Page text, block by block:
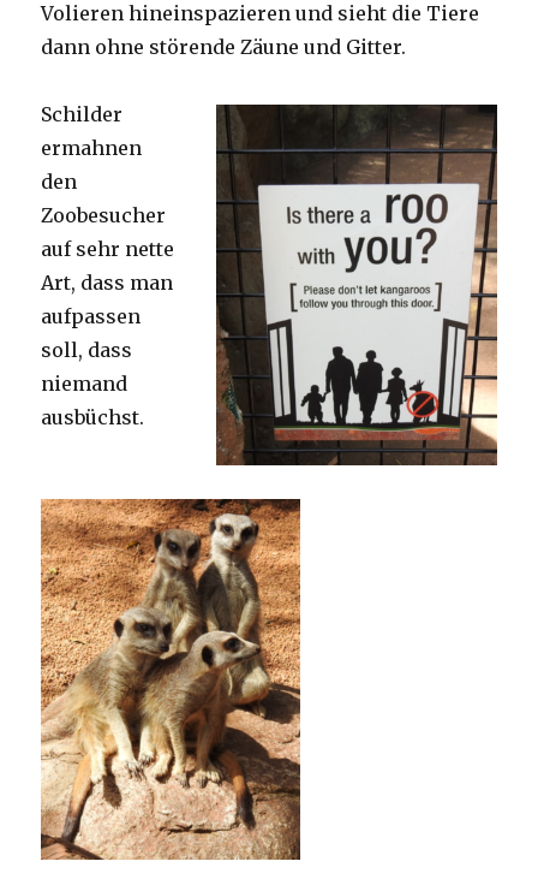
Volieren hineinspazieren und sieht die Tiere
dann ohne störende Zäune und Gitter.
Schilder
ermahnen
den
Zoobesucher
auf sehr nette
Art, dass man
aufpassen
soll, dass
niemand
ausbüchst.